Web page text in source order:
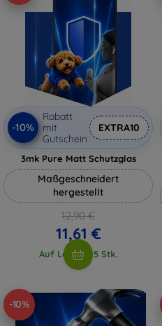
-10%
Rabatt
mit
Gutschein
EXTRA10
3mk Pure Matt Schutzglas
Maßgeschneidert
hergestellt
12,90 €
11,61 €
Auf Lager > 5 Stk.
-10%